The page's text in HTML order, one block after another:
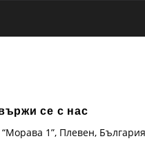
се с нас
“Морава 1”, Плевен, България